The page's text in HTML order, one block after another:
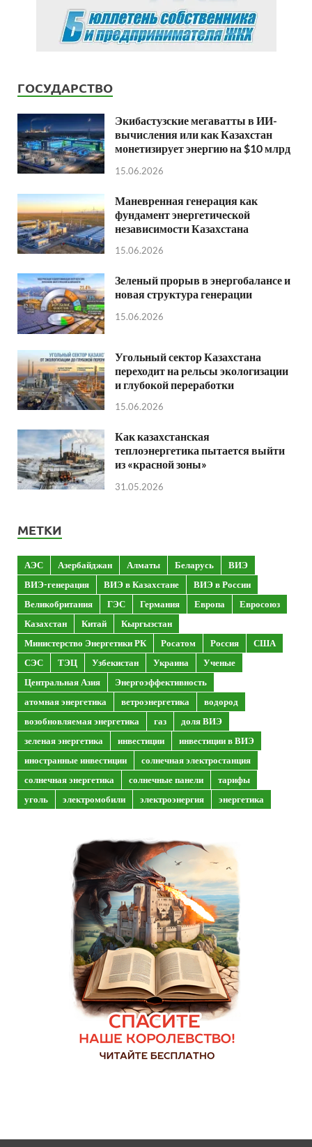
ГОСУДАРСТВО
Экибастузские мегаватты в ИИ-
вычисления или как Казахстан
монетизирует энергию на $10 млрд
15.06.2026
Маневренная генерация как
фундамент энергетической
независимости Казахстана
15.06.2026
Зеленый прорыв в энергобалансе и
новая структура генерации
15.06.2026
Угольный сектор Казахстана
переходит на рельсы экологизации
и глубокой переработки
15.06.2026
Как казахстанская
теплоэнергетика пытается выйти
из «красной зоны»
31.05.2026
МЕТКИ
АЭС Азербайджан Алматы Беларусь
ВИЭ
ВИЭ-генерация
ВИЭ в Казахстане
ВИЭ в России
Великобритания
ГЭС Германия Европа
Евросоюз
Казахстан
Китай
Кыргызстан
Министерство Энергетики РК
Росатом Россия
США
СЭС
ТЭЦ Узбекистан Украина
Ученые
Центральная Азия
Энергоэффективность
атомная энергетика
ветроэнергетика
водород
возобновляемая энергетика
газ
доля ВИЭ
зеленая энергетика
инвестиции
инвестиции в ВИЭ
иностранные инвестиции
солнечная электростанция
солнечная энергетика
солнечные панели
тарифы
уголь
электромобили электроэнергия энергетика